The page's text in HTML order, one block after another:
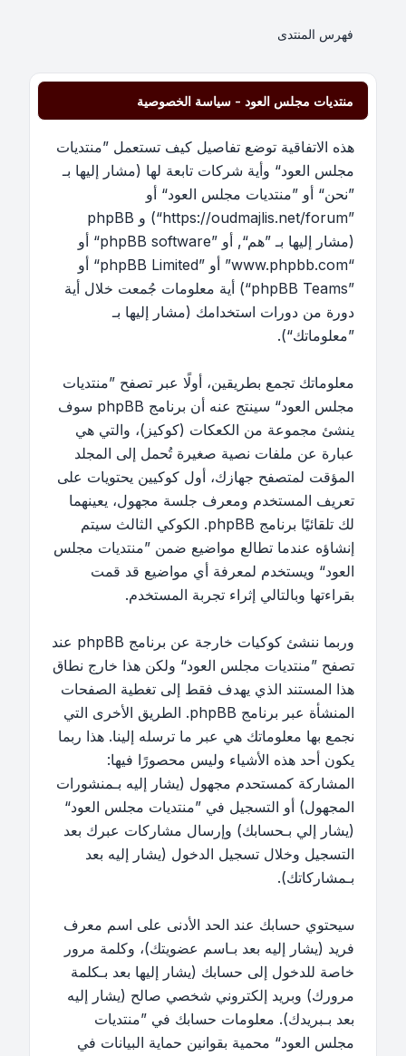
فهرس المنتدى
منتديات مجلس العود - سياسة الخصوصية
هذه الاتفاقية توضع تفاصيل كيف تستعمل ”منتديات
مجلس العود“ وأية شركات تابعة لها (مشار إليها بـ
”نحن“ أو ”منتديات مجلس العود“ أو
”https://oudmajlis.net/forum“) و phpBB
(مشار إليها بـ ”هم“, أو ”phpBB software“ أو
“www.phpbb.com” أو ”phpBB Limited“ أو
”phpBB Teams“) أية معلومات جُمعت خلال أية
دورة من دورات استخدامك (مشار إليها بـ
”معلوماتك“).
معلوماتك تجمع بطريقين، أولًا عبر تصفح ”منتديات
مجلس العود“ سينتج عنه أن برنامج phpBB سوف
ينشئ مجموعة من الكعكات (كوكيز)، والتي هي
عبارة عن ملفات نصية صغيرة تُحمل إلى المجلد
المؤقت لمتصفح جهازك، أول كوكيين يحتويات على
تعريف المستخدم ومعرف جلسة مجهول، يعينهما
لك تلقائيًا برنامج phpBB. الكوكي الثالث سيتم
إنشاؤه عندما تطالع مواضيع ضمن ”منتديات مجلس
العود“ ويستخدم لمعرفة أي مواضيع قد قمت
بقراءتها وبالتالي إثراء تجربة المستخدم.
وربما ننشئ كوكيات خارجة عن برنامج phpBB عند
تصفح ”منتديات مجلس العود“ ولكن هذا خارج نطاق
هذا المستند الذي يهدف فقط إلى تغطية الصفحات
المنشأة عبر برنامج phpBB. الطريق الأخرى التي
نجمع بها معلوماتك هي عبر ما ترسله إلينا. هذا ربما
يكون أحد هذه الأشياء وليس محصورًا فيها:
المشاركة كمستحدم مجهول (يشار إليه بـمنشورات
المجهول) أو التسجيل في ”منتديات مجلس العود“
(يشار إلي بـحسابك) وإرسال مشاركات عبرك بعد
التسجيل وخلال تسجيل الدخول (يشار إليه بعد
بـمشاركاتك).
سيحتوي حسابك عند الحد الأدنى على اسم معرف
فريد (يشار إليه بعد بـاسم عضويتك)، وكلمة مرور
خاصة للدخول إلى حسابك (يشار إليها بعد بـكلمة
مرورك) وبريد إلكتروني شخصي صالح (يشار إليه
بعد بـبريدك). معلومات حسابك في ”منتديات
مجلس العود“ محمية بقوانين حماية البيانات في